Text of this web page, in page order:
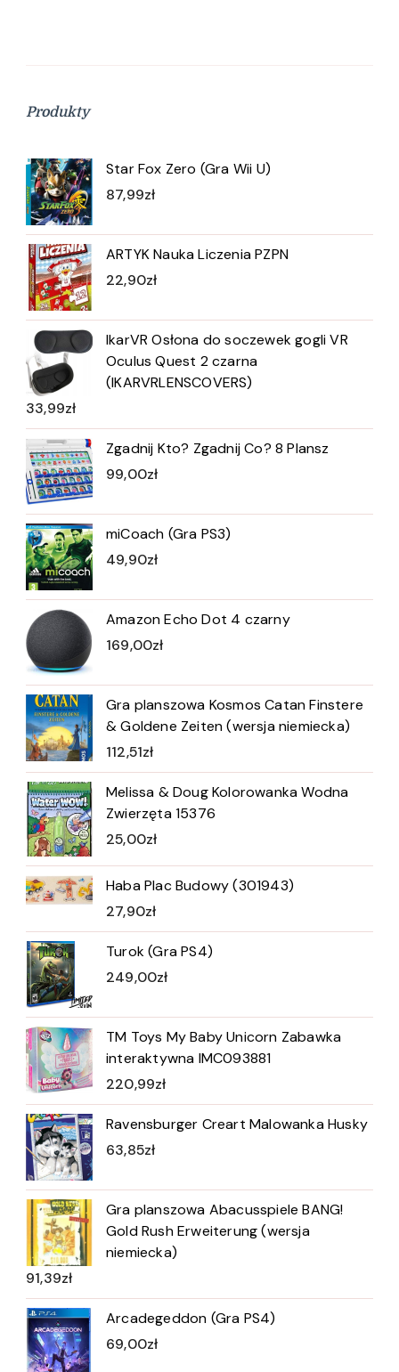
Produkty
Star Fox Zero (Gra Wii U)
87,99zł
ARTYK Nauka Liczenia PZPN
22,90zł
IkarVR Osłona do soczewek gogli VR
Oculus Quest 2 czarna
(IKARVRLENSCOVERS)
33,99zł
Zgadnij Kto? Zgadnij Co? 8 Plansz
99,00zł
miCoach (Gra PS3)
49,90zł
Amazon Echo Dot 4 czarny
169,00zł
Gra planszowa Kosmos Catan Finstere
& Goldene Zeiten (wersja niemiecka)
112,51zł
Melissa & Doug Kolorowanka Wodna
Zwierzęta 15376
25,00zł
Haba Plac Budowy (301943)
27,90zł
Turok (Gra PS4)
249,00zł
TM Toys My Baby Unicorn Zabawka
interaktywna IMC093881
220,99zł
Ravensburger Creart Malowanka Husky
63,85zł
Gra planszowa Abacusspiele BANG!
Gold Rush Erweiterung (wersja
niemiecka)
91,39zł
Arcadegeddon (Gra PS4)
69,00zł